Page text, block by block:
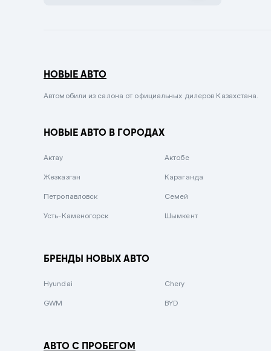
Сиреневый металлик
Вишневый
Зеленый металлик
НОВЫЕ АВТО
Автомобили из салона от официальных дилеров Казахстана.
НОВЫЕ АВТО В ГОРОДАХ
Актау Актобе
Жезказган Караганда
Петропавловск Семей
Усть-Каменогорск Шымкент
БРЕНДЫ НОВЫХ АВТО
Hyundai Chery
GWM BYD
АВТО С ПРОБЕГОМ